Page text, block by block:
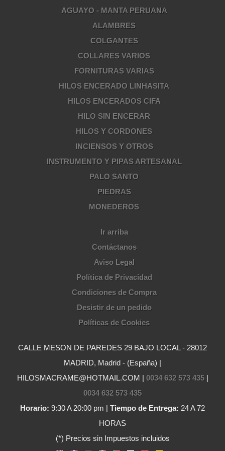
AGUAYO - MANTA PERUANA
ALAMBRES
COLGANTES
COLLARES VARIOS
FORNITURAS VARIAS
HILOS ENCERADO LINHASITA
HILOS ENCERADOS CIFA
HILO SIN ENCERAR
HILOS Y CORDONES
INCIENSOS Y OTROS
INSTRUMENTO Y PIPAS ARTESANAL
PALO SANTO
PIEDRAS
MONEDEROS
Ir arriba
Contáctanos
Aviso Legal
Política de Privacidad
Condiciones de Compra
Desistir de un pedido
Políticas de Cookies
CALLE MESON DE PAREDES 29 BAJO LOCAL - 28012
MADRID, Madrid - (España) |
HILOSMACRAME@HOTMAIL.COM | 0034 632 573 435|
0034 632 573 435
Horario: 9:30 A 20:00 pm | Tiempo de Entrega: 24 A 72
HORAS
(*) Precios sin Impuestos incluidos